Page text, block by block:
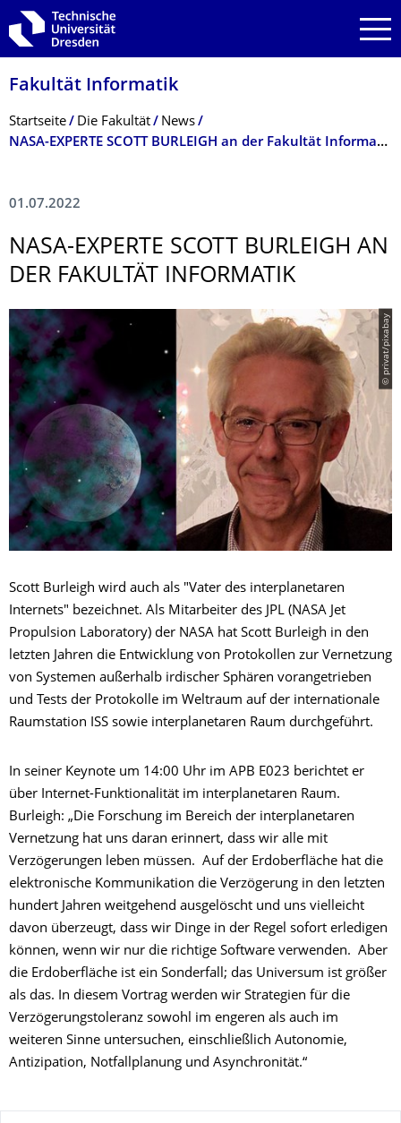
Zur Hauptnavigation springen
Zur Suche springen
Zum Inhalt springen
Fakultät Informatik
Breadcrumb-Menü
Startseite Die Fakultät
News
NASA-EXPERTE SCOTT BURLEIGH an der Fakultät Informatik
01.07.2022
NASA-EXPERTE SCOTT BURLEIGH AN
DER FAKULTÄT INFORMATIK
© privat/pixabay
Scott Burleigh wird auch als "Vater des interplanetaren
Internets" bezeichnet. Als Mitarbeiter des JPL (NASA Jet
Propulsion Laboratory) der NASA hat Scott Burleigh in den
letzten Jahren die Entwicklung von Protokollen zur Vernetzung
von Systemen außerhalb irdischer Sphären vorangetrieben
und Tests der Protokolle im Weltraum auf der internationale
Raumstation ISS sowie interplanetaren Raum durchgeführt.
In seiner Keynote um 14:00 Uhr im APB E023 berichtet er
über Internet-Funktionalität im interplanetaren Raum.
Burleigh: „Die Forschung im Bereich der interplanetaren
Vernetzung hat uns daran erinnert, dass wir alle mit
Verzögerungen leben müssen. Auf der Erdoberfläche hat die
elektronische Kommunikation die Verzögerung in den letzten
hundert Jahren weitgehend ausgelöscht und uns vielleicht
davon überzeugt, dass wir Dinge in der Regel sofort erledigen
können, wenn wir nur die richtige Software verwenden. Aber
die Erdoberfläche ist ein Sonderfall; das Universum ist größer
als das. In diesem Vortrag werden wir Strategien für die
Verzögerungstoleranz sowohl im engeren als auch im
weiteren Sinne untersuchen, einschließlich Autonomie,
Antizipation, Notfallplanung und Asynchronität.“